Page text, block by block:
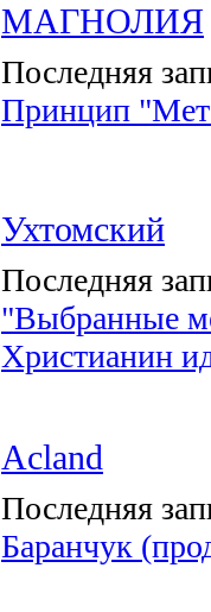
МАГНОЛИЯ
Последняя
Принцип
Ухтомский
Последняя
"Выбранные
Христианин
Acland
Последняя
Баранчук